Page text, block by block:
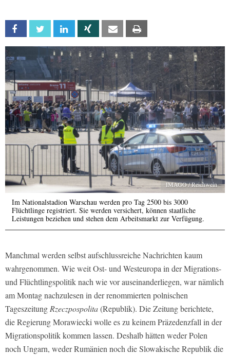
Facebook Twitter Linkedin Xing Email
IMAGO / Reichwein
Im Nationalstadion Warschau werden pro Tag 2500 bis 3000
Flüchtlinge registriert. Sie werden versichert, können staatliche
Leistungen beziehen und stehen dem Arbeitsmarkt zur Verfügung.
Manchmal werden selbst aufschlussreiche Nachrichten kaum
wahrgenommen. Wie weit Ost- und Westeuropa in der Migrations-
und Flüchtlingspolitik nach wie vor auseinanderliegen, war nämlich
am Montag nachzulesen in der renommierten polnischen
TageszeitungRzeczpospolita(Republik). Die Zeitung berichtete,
die Regierung Morawiecki wolle es zu keinem Präzedenzfall in der
Migrationspolitik kommen lassen. Deshalb hätten weder Polen
noch Ungarn, weder Rumänien noch die Slowakische Republik die